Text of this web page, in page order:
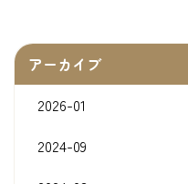
アーカイブ
2026-01
2024-09